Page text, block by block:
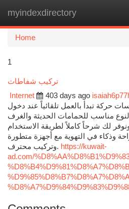
myindexdirectory
Home
1
تركيب شفاطات
Internet
403 days ago
حركة تبدأ بالعمل تلقائياً عند دخول
مناسب للحمامات الحديثة والغرف
لك شرحاً كاملاً لطريقة الاستخدام
وذكاء في التهوية مع أجهزة متطورة
وتركيب محترف. https://kuwait-
ad.com/